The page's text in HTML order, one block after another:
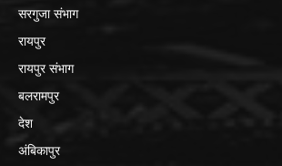
रायपुर
रायपुर संभाग
बलरामपुर
देश
अंबिकापुर
सूरजपुर